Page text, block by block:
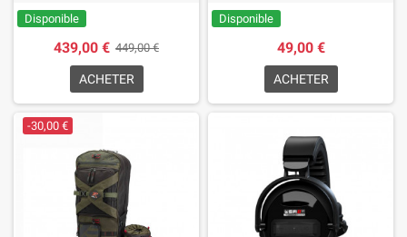
Disponible
439,00 € 449,00 €
ACHETER
Disponible
49,00 €
ACHETER
-30,00 €